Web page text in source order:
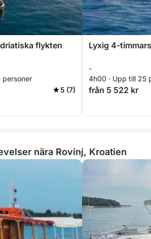
flykten
personer
5 (7)
Lyxig 4-
-
4h00 · Upp till 25
från 5 522 kr
nära Rovinj, Kroatien